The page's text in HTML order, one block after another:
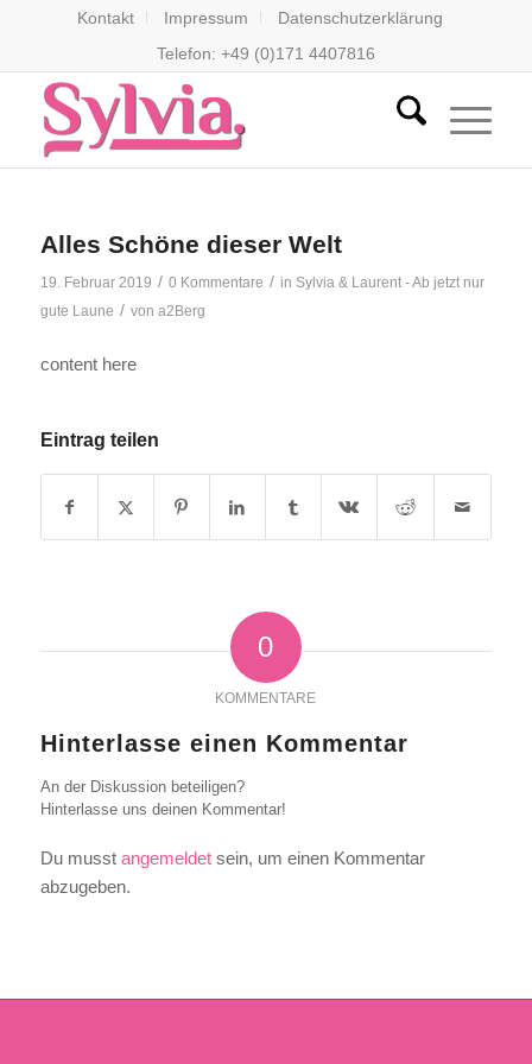
Kontakt Impressum
Datenschutzerklärung
Telefon: +49 (0)171 4407816
Alles Schöne dieser Welt
19. Februar 2019 / 0 Kommentare / in Sylvia & Laurent - Ab jetzt nur
gute Laune / von a2Berg
content here
Eintrag teilen
0
KOMMENTARE
Hinterlasse einen Kommentar
An der Diskussion beteiligen?
Hinterlasse uns deinen Kommentar!
Du musst angemeldetsein, um einen Kommentar
abzugeben.